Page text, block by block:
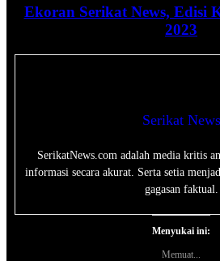
Ekoran Serikat News, Edisi
2023
Serikat News
SerikatNews.com adalah media kritis
informasi secara akurat. Serta setia
gagasan faktual.
Menyukai ini:
Memuat...